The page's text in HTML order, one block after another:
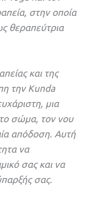
στην οποία
θεραπεύτρια
και της
την Kunda
μια
σώμα, τον νου
απόδοση. Αυτή
να
σας και να
σας.